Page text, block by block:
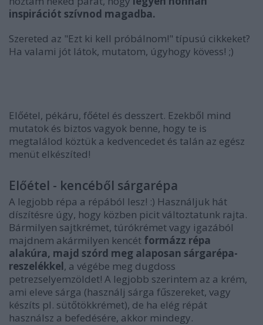
inspirációt szívnod magadba.
Szereted az "Ezt ki kell próbálnom!" típusú cikkeket?
Ha valami jót látok, mutatom, úgyhogy kövess! ;)
Előétel, pékáru, főétel és desszert. Ezekből mind
mutatok és biztos vagyok benne, hogy te is
megtalálod köztük a kedvencedet és talán az egész
menüt elkészíted!
Előétel - kencéből sárgarépa
A legjobb répa a répából lesz! :) Használjuk hát
díszítésre úgy, hogy közben picit változtatunk rajta.
Bármilyen sajtkrémet, túrókrémet vagy igazából
majdnem akármilyen kencét formázz répa
alakúra, majd szórd meg alaposan sárgarépa-
reszelékkel, a végébe meg dugdoss
petrezselyemzöldet! A legjobb szerintem az a krém,
ami eleve sárga (használj sárga fűszereket, vagy
készíts pl. sütőtökkrémet), de ha elég répát
használsz a befedésére, akkor mindegy.